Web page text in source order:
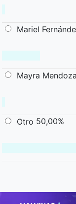
Mariel
Mayra Mendoza
Otro 50,00%